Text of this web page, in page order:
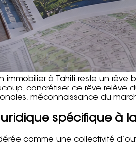
immobilier à Tahiti reste un rêve
concrétiser ce rêve relève
méconnaissance du
spécifique à
comme une collectivité